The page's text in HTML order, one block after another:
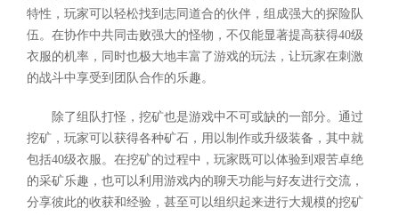
特性，玩家可以轻松找到志同道合的伙伴，组成强大的探险队
伍。在协作中共同击败强大的怪物，不仅能显著提高获得40级
衣服的机率，同时也极大地丰富了游戏的玩法，让玩家在刺激
的战斗中享受到团队合作的乐趣。
除了组队打怪，挖矿也是游戏中不可或缺的一部分。通过
挖矿，玩家可以获得各种矿石，用以制作或升级装备，其中就
包括40级衣服。在挖矿的过程中，玩家既可以体验到艰苦卓绝
的采矿乐趣，也可以利用游戏内的聊天功能与好友进行交流，
分享彼此的收获和经验，甚至可以组织起来进行大规模的挖矿